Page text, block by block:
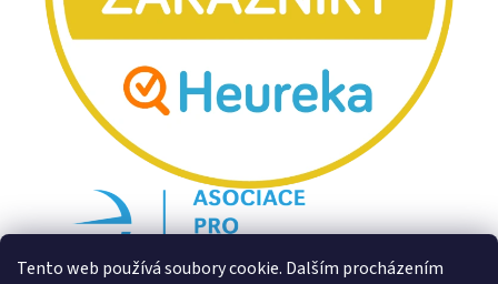
Tento web používá soubory cookie. Dalším procházením